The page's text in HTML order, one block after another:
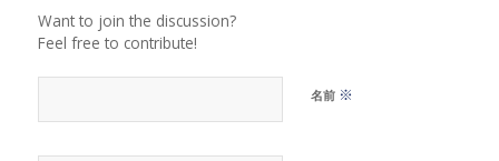
Want to join the discussion?
Feel free to contribute!
名前 ※